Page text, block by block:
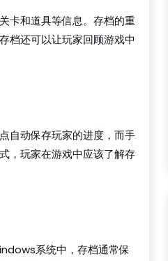
卡和道具等信息。存档的重
档还可以让玩家回顾游戏中
自动保存玩家的进度，而手
，玩家在游戏中应该了解存
系统中，存档通常保